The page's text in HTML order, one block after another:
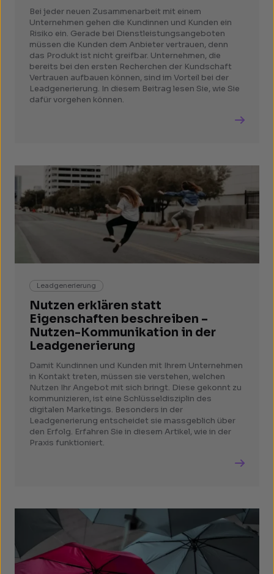
Bei jeder neuen Zusammenarbeit mit einem
Unternehmen gehen die Kundinnen und Kunden ein
Risiko ein. Gerade bei Dienstleistungsangeboten
müssen die Kunden dem Anbieter vertrauen, denn
das Produkt ist nicht greifbar. Unternehmen, die
bereits bei den ersten Recherchen der Kundschaft
Vertrauen aufbauen können, sind im Vorteil bei der
Leadgenerierung. In diesem Beitrag lesen Sie, wie Sie
dafür vorgehen können.
Leadgenerierung
Nutzen erklären statt
Eigenschaften beschreiben –
Nutzen-Kommunikation in der
Leadgenerierung
Damit Kundinnen und Kunden mit Ihrem Unternehmen
in Kontakt treten, müssen sie verstehen, welchen
Nutzen Ihr Angebot mit sich bringt. Diese gekonnt zu
kommunizieren, ist eine Schlüsseldisziplin des
digitalen Marketings. Besonders in der
Leadgenerierung entscheidet sie massgeblich über
den Erfolg. Erfahren Sie in diesem Artikel, wie in der
Praxis funktioniert.